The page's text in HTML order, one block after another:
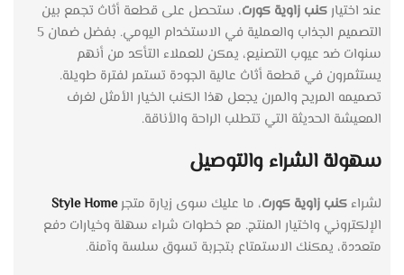
عند اختيار كنب زاوية كورت، ستحصل على قطعة أثاث تجمع بين
التصميم الجذاب والعملية في الاستخدام اليومي. بفضل ضمان 5
سنوات ضد عيوب التصنيع، يمكن للعملاء التأكد من أنهم
يستثمرون في قطعة أثاث عالية الجودة تستمر لفترة طويلة.
تصميمه المريح والمرن يجعل هذا الكنب الخيار الأمثل لغرف
المعيشة الحديثة التي تتطلب الراحة والأناقة.
سهولة الشراء والتوصيل
لشراء كنب زاوية كورت، ما عليك سوى زيارة متجرStyle Home
الإلكتروني واختيار المنتج. مع خطوات شراء سهلة وخيارات دفع
متعددة، يمكنك الاستمتاع بتجربة تسوق سلسة وآمنة.